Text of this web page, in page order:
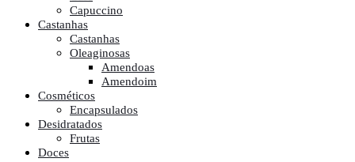
Capuccino
Castanhas
Castanhas
Oleaginosas
Amendoas
Amendoim
Cosméticos
Encapsulados
Desidratados
Frutas
Doces